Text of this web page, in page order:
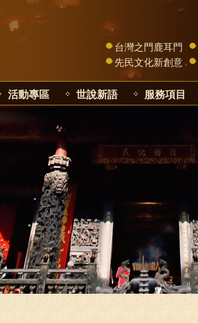
台灣之門鹿耳門
先民文化新創意
活動專區 世說新語 服務項目